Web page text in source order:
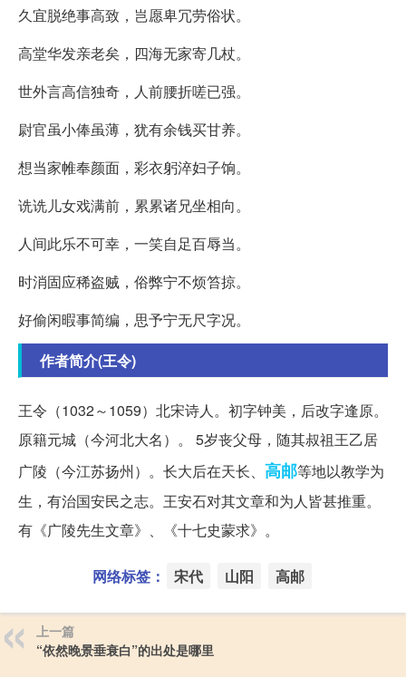
久宜脱绝事高致，岂愿卑冗劳俗状。
高堂华发亲老矣，四海无家寄几杖。
世外言高信独奇，人前腰折嗟已强。
尉官虽小俸虽薄，犹有余钱买甘养。
想当家帷奉颜面，彩衣躬淬妇子饷。
诜诜儿女戏满前，累累诸兄坐相向。
人间此乐不可幸，一笑自足百辱当。
时消固应稀盗贼，俗弊宁不烦笞掠。
好偷闲暇事简编，思予宁无尺字况。
作者简介(王令)
王令（1032～1059）北宋诗人。初字钟美，后改字逢原。
原籍元城（今河北大名）。 5岁丧父母，随其叔祖王乙居
广陵（今江苏扬州）。长大后在天长、 高邮等地以教学为
生，有治国安民之志。王安石对其文章和为人皆甚推重。
有《广陵先生文章》、《十七史蒙求》。
网络标签： 宋代 山阳 高邮
上一篇
“依然晚景垂衰白”的出处是哪里